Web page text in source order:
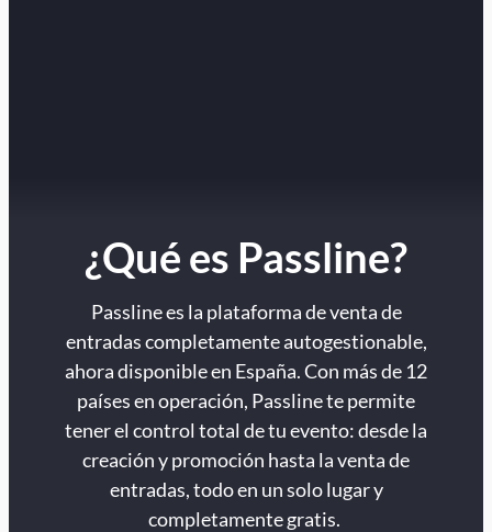
¿Qué es Passline?
Passline es la plataforma de venta de
entradas completamente autogestionable,
ahora disponible en España. Con más de 12
países en operación, Passline te permite
tener el control total de tu evento: desde la
creación y promoción hasta la venta de
entradas, todo en un solo lugar y
completamente gratis.